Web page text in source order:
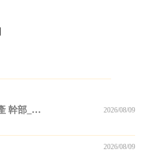
【柬埔寨】Lean/精益生產 幹部_更新至2025.10.15 2026/08/09
2026/08/09